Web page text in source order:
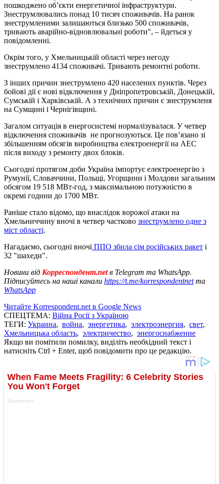
пошкоджено об’єкти енергетичної інфраструктури.
Знеструмлювались понад 10 тисяч споживачів. На ранок
знеструмленими залишаються близько 500 споживачів,
тривають аварійно-відновлювальні роботи", – йдеться у
повідомленні.
Окрім того, у Хмельницькій області через негоду
знеструмлено 4134 споживачі. Тривають ремонтні роботи.
З інших причин знеструмлено 420 населених пунктів. Через
бойові дії є нові відключення у Дніпропетровській, Донецькій,
Сумській і Харківській. А з технічних причин є знеструмленя
на Сумщині і Чернігівщині.
Загалом ситуація в енергосистемі нормалізувалася. У четвер
відключення споживачів не прогнозуються. Це пов’язано зі
збільшенням обсягів виробництва електроенергії на АЕС
після виходу з ремонту двох блоків.
Сьогодні протягом доби Україна імпортує електроенергію з
Румунії, Словаччини, Польщі, Угорщини і Молдови загальним
обсягом 19 518 МВт-год, з максимальною потужністю в
окремі години до 1700 МВт.
Раніше стало відомо, що внаслідок ворожої атаки на
Хмельниччину вночі в четвер частково знеструмлено одне з
міст області.
Нагадаємо, сьогодні вночі ППО збила сім російських ракет і
32 "шахеди".
Новини від Корреспондент.netв Telegram та WhatsApp.
Підписуйтесь на наші канали https://t.me/korrespondentnetта
WhatsApp
Читайте Korrespondent.net в Google News
СПЕЦТЕМА: Війна Росії з Україною
ТЕГИ: Украина, война, энергетика, электроэнергия, свет,
Хмельницька область, электричество, энергоснабжение
Якщо ви помітили помилку, виділіть необхідний текст і
натисніть Ctrl + Enter, щоб повідомити про це редакцію.